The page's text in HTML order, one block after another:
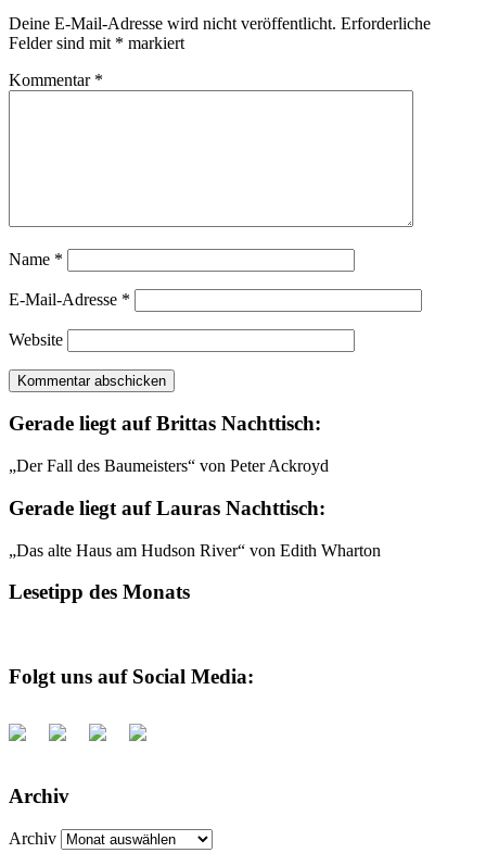
Deine E-Mail-Adresse wird nicht veröffentlicht. Erforderliche
Felder sind mit * markiert
Kommentar *
Name *
E-Mail-Adresse *
Website
Gerade liegt auf Brittas Nachttisch:
„Der Fall des Baumeisters“ von Peter Ackroyd
Gerade liegt auf Lauras Nachttisch:
„Das alte Haus am Hudson River“ von Edith Wharton
Lesetipp des Monats
Folgt uns auf Social Media:
Archiv
Archiv